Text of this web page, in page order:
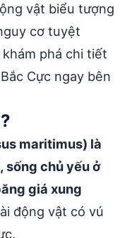
vật biểu tượng
cơ tuyệt
phá chi tiết
Cực ngay bên
maritimus) là
sống chủ yếu ở
giá xung
động vật có vú